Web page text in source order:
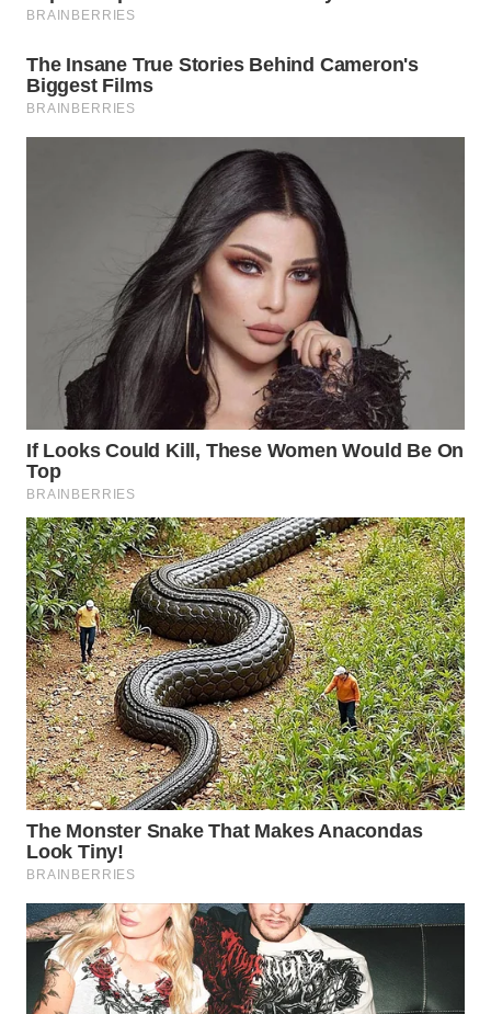
INFRASTRUKTUR
WAHANA
KONSUMEN
WAHANANEWS
ID
WAHANANEWS
CO ID
WAHANANEWS
NET
WAHANA
SPORT
WAHANA
UMKM
WAHANA
SELEB
WAHANA
PERSONA
WAHANA
OTOMOTIF